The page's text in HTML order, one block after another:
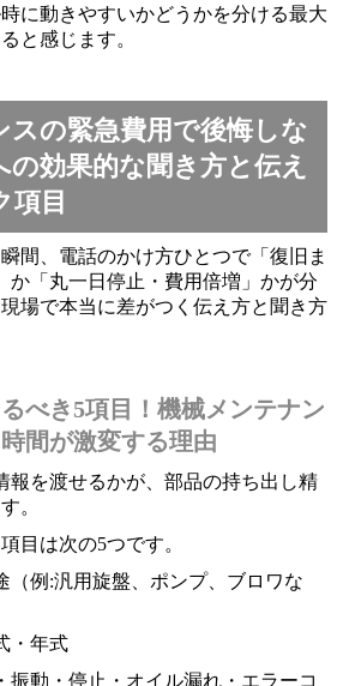
に動きやすいかどうかを分ける最大
と感じます。
スの緊急費用で後悔しな
効果的な聞き方と伝え
項目
間、電話のかけ方ひとつで「復旧ま
か「丸一日停止・費用倍増」かが分
場で本当に差がつく伝え方と聞き方
べき5項目！機械メンテナン
間が激変する理由
報を渡せるかが、部品の持ち出し精
。
目は次の5つです。
（例:汎用旋盤、ポンプ、ブロワな
・年式
振動・停止・オイル漏れ・エラーコ